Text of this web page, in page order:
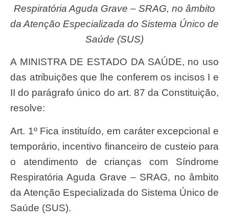
Respiratória Aguda Grave – SRAG, no âmbito
da Atenção Especializada do Sistema Único de
Saúde (SUS)
A MINISTRA DE ESTADO DA SAÚDE, no uso
das atribuições que lhe conferem os incisos I e
II do parágrafo único do art. 87 da Constituição,
resolve:
Art. 1º Fica instituído, em caráter excepcional e
temporário, incentivo financeiro de custeio para
o atendimento de crianças com Síndrome
Respiratória Aguda Grave – SRAG, no âmbito
da Atenção Especializada do Sistema Único de
Saúde (SUS).